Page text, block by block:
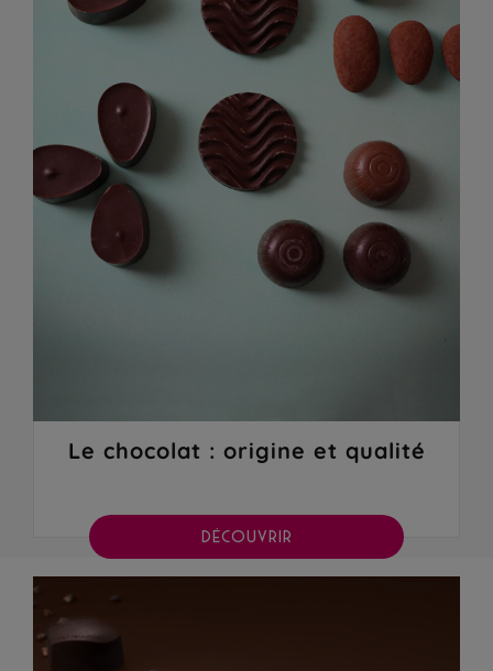
Le chocolat : origine et qualité
DÉCOUVRIR